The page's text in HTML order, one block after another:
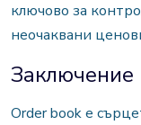
ключово за
неочаквани
Заключение
Order book е